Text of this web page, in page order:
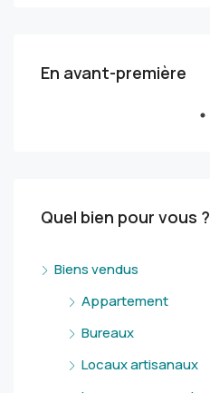
En avant-première
Quel bien pour vous ?
Biens vendus
Appartement
Bureaux
Locaux artisanaux